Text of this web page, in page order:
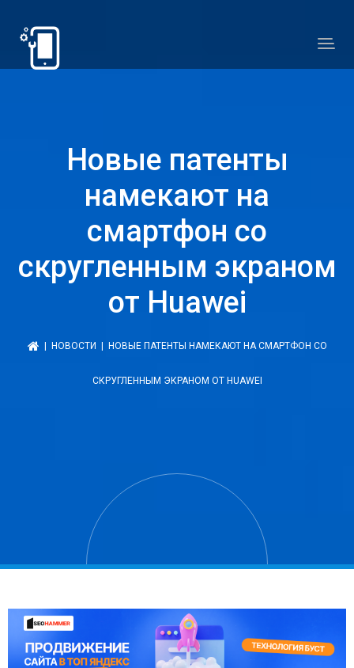
Новые патенты
намекают на
смартфон со
скругленным экраном
от Huawei
НОВОСТИ | НОВЫЕ ПАТЕНТЫ НАМЕКАЮТ НА СМАРТФОН СО
СКРУГЛЕННЫМ ЭКРАНОМ ОТ HUAWEI